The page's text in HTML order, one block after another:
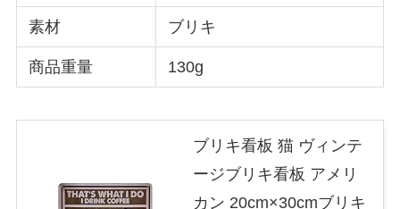
素材 ブリキ
商品重量 130g
ブリキ看板 猫 ヴィンテ
ージブリキ看板 アメリ
カン 20cm×30cmブリキ